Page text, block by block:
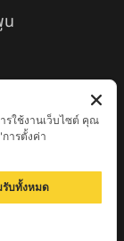
น
ยงดาว
รใช้งานเว็บไซต์ คุณ
ารตั้งค่า
รับทั้งหมด